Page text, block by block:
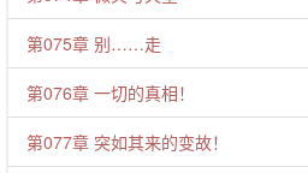
第075章 别……走
第076章 一切的真相！
第077章 突如其来的变故！